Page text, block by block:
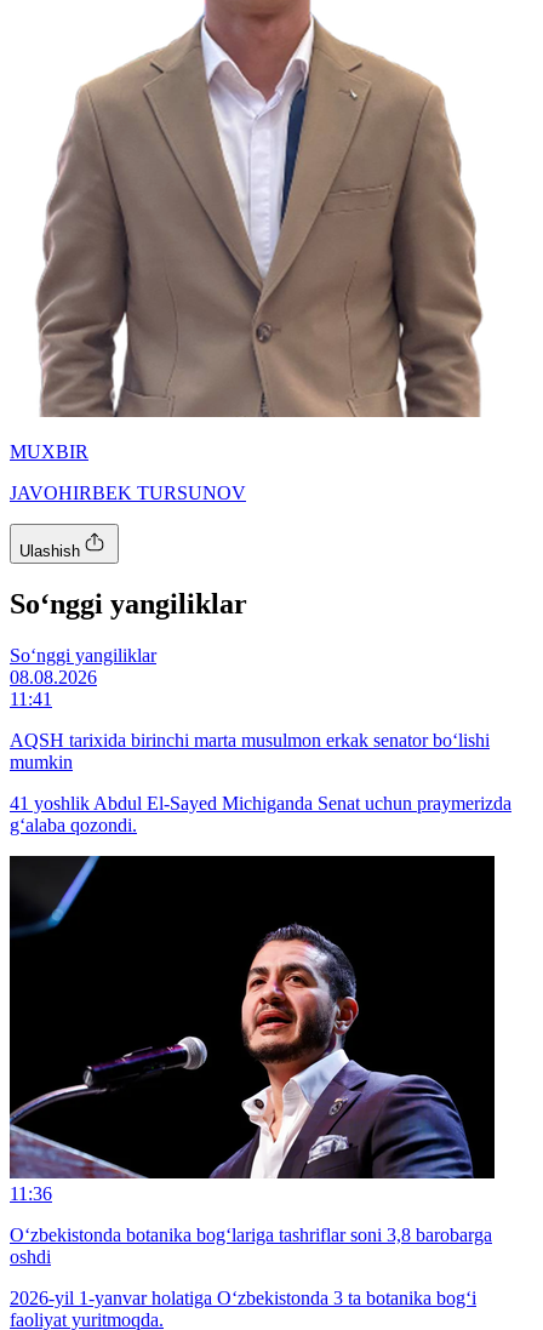
MUXBIR
JAVOHIRBEK TURSUNOV
Ulashish
So‘nggi yangiliklar
So‘nggi yangiliklar
08.08.2026
11:41
AQSH tarixida birinchi marta musulmon erkak senator bo‘lishi
mumkin
41 yoshlik Abdul El-Sayed Michiganda Senat uchun praymerizda
g‘alaba qozondi.
11:36
O‘zbekistonda botanika bog‘lariga tashriflar soni 3,8 barobarga
oshdi
2026-yil 1-yanvar holatiga O‘zbekistonda 3 ta botanika bog‘i
faoliyat yuritmoqda.